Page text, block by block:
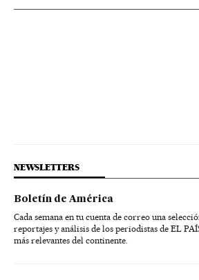
NEWSLETTERS
Boletín de América
Cada semana en tu cuenta de correo una
reportajes y análisis de los periodistas de EL
más relevantes del continente.